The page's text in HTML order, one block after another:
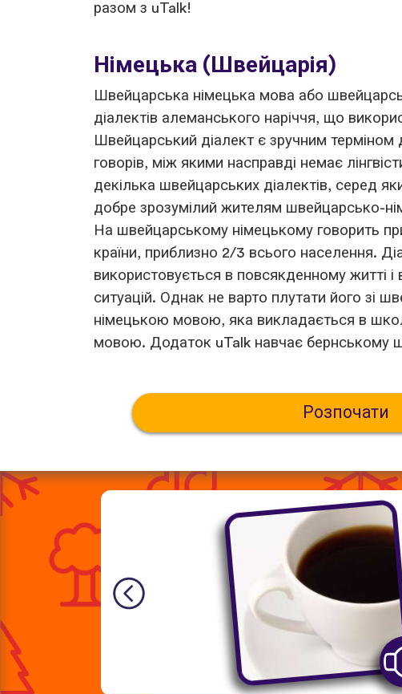
разом з uTalk!
Німецька (Швейцарія)
Швейцарська німецька мова або
діалектів алеманського наріччя, що
Швейцарський діалект є зручним терміном
говорів, між якими насправді немає
декілька швейцарських діалектів, серед
добре зрозумілий жителям швейцарсько-
На швейцарському німецькому говорить
країни, приблизно 2/3 всього населення.
використовується в повсякденному житті і
ситуацій. Однак не варто плутати його зі
німецькою мовою, яка викладається в
мовою. Додаток uTalk навчає бернському
Розпочати